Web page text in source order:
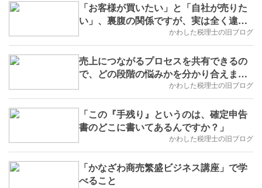
「お客様が買いたい」と「自社が売りた
い」、裏腹の関係ですが、実は全く違い
かわした税理士の旧ブログ
売上につながるプロセスを共有できるの
で、どの段階の悩みかを分かり合えま
かわした税理士の旧ブログ
「この『手残り』というのは、確定申告
書のどこに書いてあるんですか？」
かわした税理士の旧ブログ
「かなざわ商売繁盛ビジネス講座」で学
べること